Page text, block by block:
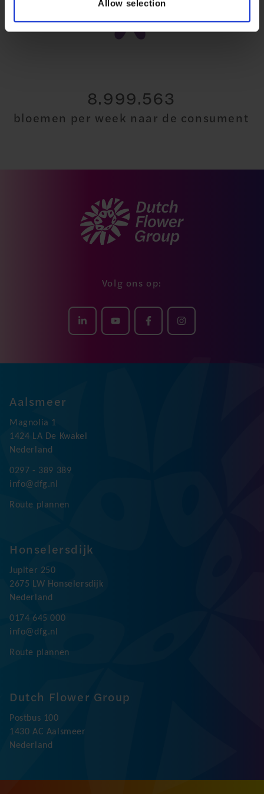
Allow selection
26.735.863
bloemen per week naar de consument
Volg ons op:
Aalsmeer
Magnolia 1
1424 LA De Kwakel
Nederland
0297 - 389 389
info@dfg.nl
Route plannen
Honselersdijk
Jupiter 250
2675 LW Honselersdijk
Nederland
0174 645 000
info@dfg.nl
Route plannen
Dutch Flower Group
Postbus 100
1430 AC Aalsmeer
Nederland